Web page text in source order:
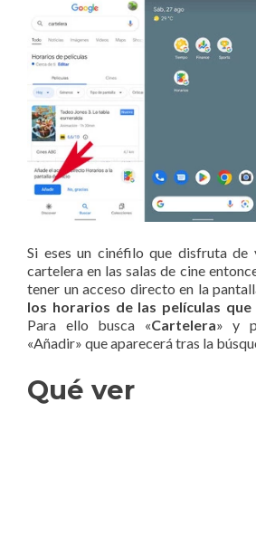
Si eses un cinéfilo que disfruta de
cartelera en las salas de cine
tener un acceso directo en la
los horarios de las películas que
Para ello busca «Cartelera» y
«Añadir» que aparecerá tras la
Qué ver